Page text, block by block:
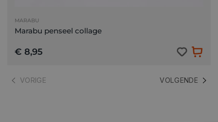
MARABU
Marabu penseel collage
€ 8,95
VORIGE VOLGENDE